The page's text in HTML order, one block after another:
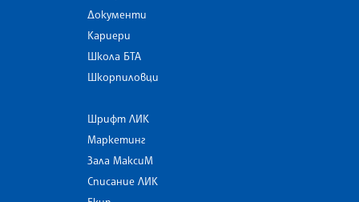
Документи
Кариери
Школа БТА
Шкорпиловци
Шрифт ЛИК
Маркетинг
Зала МаксиМ
Списание ЛИК